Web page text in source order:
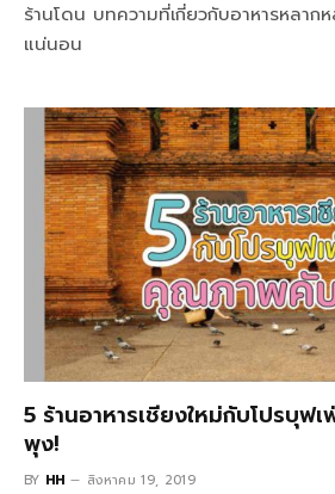
ร้านโดน บทความที่เกี่ยวกับอาหารหลาก
แน่นอน
5 ร้านอาหารเชียงใหม่กับโปรบุ
พุง!
BY HH สิงหาคม 19, 2019